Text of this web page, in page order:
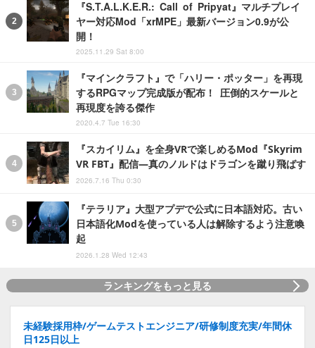
『S.T.A.L.K.E.R.: Call of Pripyat』マルチプレイ
ヤー対応Mod「xrMPE」最新バージョン0.9が公
開！
2025.11.29 Sat 8:00
『マインクラフト』で「ハリー・ポッター」を再現
するRPGマップ完成版が配布！ 圧倒的スケールと
再現度を誇る傑作
2020.4.7 Tue 16:30
『スカイリム』を全身VRで楽しめるMod『Skyrim
VR FBT』配信―真のノルドはドラゴンを蹴り飛ばす
2026.7.16 Thu 0:30
『テラリア』大型アプデで公式に日本語対応。古い
日本語化Modを使っている人は解除するよう注意喚
起
2026.1.28 Wed 12:43
ランキングをもっと見る
未経験採用枠/ゲームテストエンジニア/研修制度充実/年間休
日125日以上